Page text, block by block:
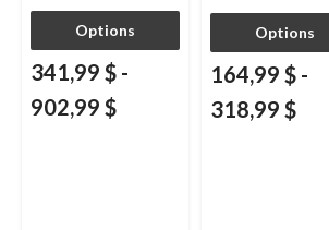
Options
341,99 $ -
902,99 $
Options
164,99 $ -
318,99 $